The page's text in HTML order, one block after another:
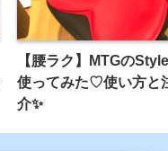
【腰ラク】MTGの
使ってみた♡使い方と
介✨